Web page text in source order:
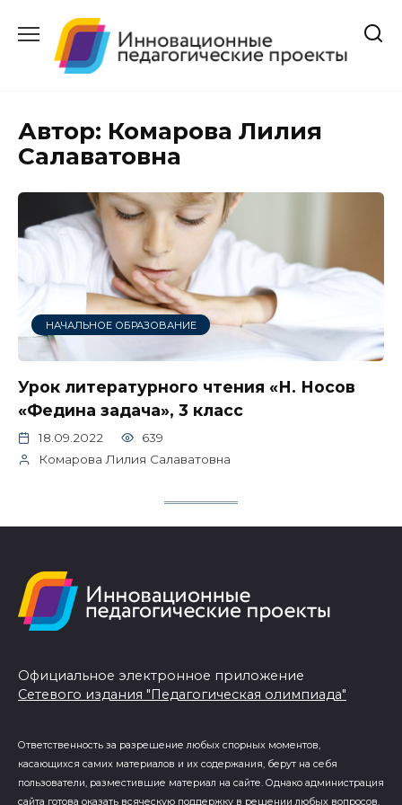
содержанию
Автор: Комарова Лилия
Салаватовна
НАЧАЛЬНОЕ ОБРАЗОВАНИЕ
Урок литературного чтения «Н. Носов
«Федина задача», 3 класс
18.09.2022
639
Комарова Лилия Салаватовна
Официальное электронное приложение
Сетевого издания "Педагогическая олимпиада"
Ответственность за разрешение любых спорных моментов,
касающихся самих материалов и их содержания, берут на себя
пользователи, разместившие материал на сайте. Однако администрация
сайта готова оказать всяческую поддержку в решении любых вопросов,